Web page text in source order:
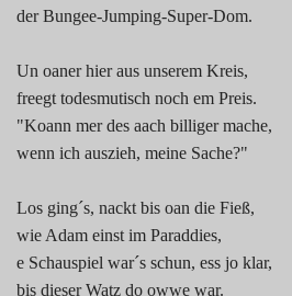
der Bungee-Jumping-Super-Dom.
Un oaner hier aus unserem Kreis,
freegt todesmutisch noch em Preis.
"Koann mer des aach billiger mache,
wenn ich auszieh, meine Sache?"
Los ging´s, nackt bis oan die Fieß,
wie Adam einst im Paraddies,
e Schauspiel war´s schun, ess jo klar,
bis dieser Watz do owwe war.